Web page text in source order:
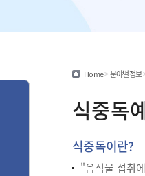
지방규제신고센터
민원편람/서식
안전신문고
종합민원
Home>분야별정보
식중독
식중독이란?
"음식물 섭취